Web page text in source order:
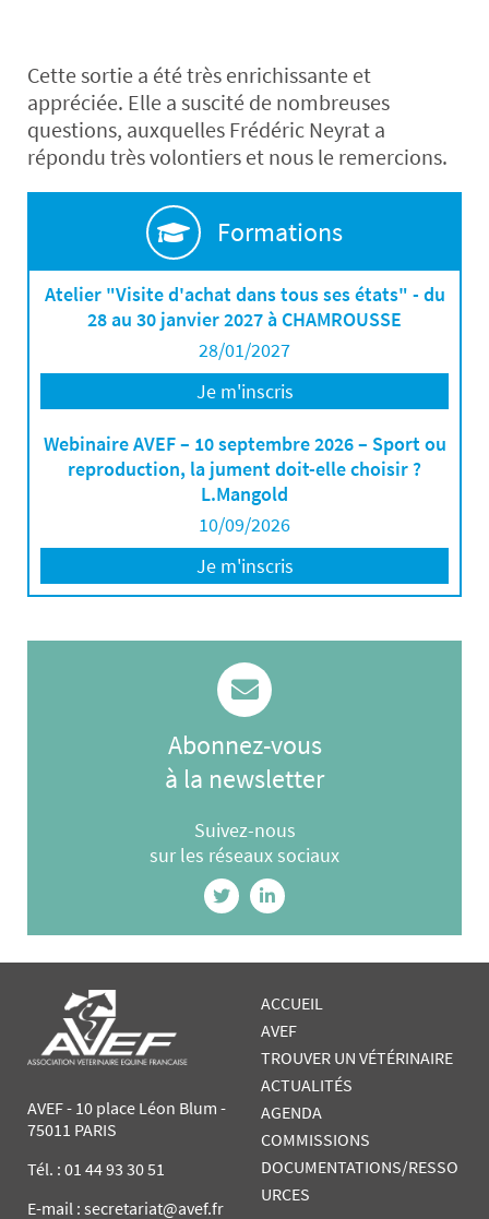
Cette sortie a été très enrichissante et
appréciée. Elle a suscité de nombreuses
questions, auxquelles Frédéric Neyrat a
répondu très volontiers et nous le remercions.
Formations
Atelier "Visite d'achat dans tous ses états" - du
28 au 30 janvier 2027 à CHAMROUSSE
28/01/2027
Je m'inscris
Webinaire AVEF – 10 septembre 2026 – Sport ou
reproduction, la jument doit-elle choisir ?
L.Mangold
10/09/2026
Je m'inscris
Abonnez-vous
à la newsletter
Suivez-nous
sur les réseaux sociaux
AVEF - 10 place Léon Blum -
75011 PARIS
Tél. : 01 44 93 30 51
E-mail : secretariat@avef.fr
ACCUEIL
AVEF
TROUVER UN VÉTÉRINAIRE
ACTUALITÉS
AGENDA
COMMISSIONS
DOCUMENTATIONS/RESSO
URCES